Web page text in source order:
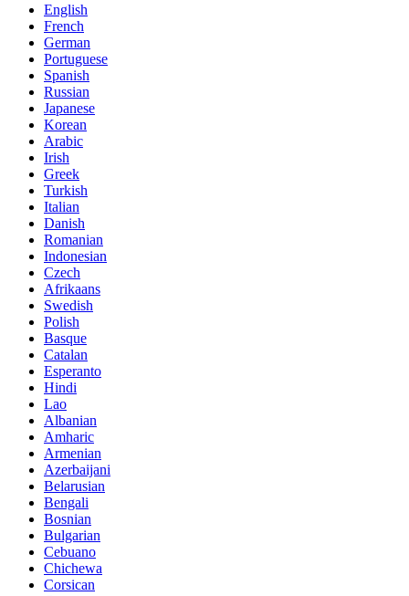
English
French
German
Portuguese
Spanish
Russian
Japanese
Korean
Arabic
Irish
Greek
Turkish
Italian
Danish
Romanian
Indonesian
Czech
Afrikaans
Swedish
Polish
Basque
Catalan
Esperanto
Hindi
Lao
Albanian
Amharic
Armenian
Azerbaijani
Belarusian
Bengali
Bosnian
Bulgarian
Cebuano
Chichewa
Corsican